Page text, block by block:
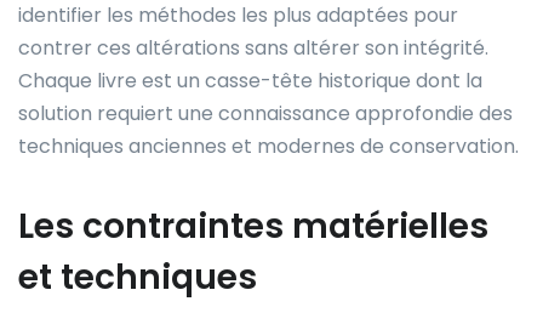
identifier les méthodes les plus adaptées pour
contrer ces altérations sans altérer son intégrité.
Chaque livre est un casse-tête historique dont la
solution requiert une connaissance approfondie des
techniques anciennes et modernes de conservation.
Les contraintes matérielles
et techniques